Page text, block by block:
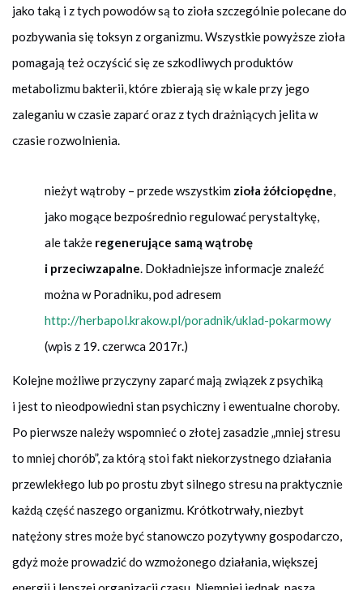
jako taką i z tych powodów są to zioła szczególnie polecane do
pozbywania się toksyn z organizmu. Wszystkie powyższe zioła
pomagają też oczyścić się ze szkodliwych produktów
metabolizmu bakterii, które zbierają się w kale przy jego
zaleganiu w czasie zaparć oraz z tych drażniących jelita w
czasie rozwolnienia.
nieżyt wątroby – przede wszystkim zioła żółciopędne,
jako mogące bezpośrednio regulować perystaltykę,
ale także regenerujące samą wątrobę
i przeciwzapalne. Dokładniejsze informacje znaleźć
można w Poradniku, pod adresem
http://herbapol.krakow.pl/poradnik/uklad-pokarmowy
(wpis z 19. czerwca 2017r.)
Kolejne możliwe przyczyny zaparć mają związek z psychiką
i jest to nieodpowiedni stan psychiczny i ewentualne choroby.
Po pierwsze należy wspomnieć o złotej zasadzie „mniej stresu
to mniej chorób”, za którą stoi fakt niekorzystnego działania
przewlekłego lub po prostu zbyt silnego stresu na praktycznie
każdą część naszego organizmu. Krótkotrwały, niezbyt
natężony stres może być stanowczo pozytywny gospodarczo,
gdyż może prowadzić do wzmożonego działania, większej